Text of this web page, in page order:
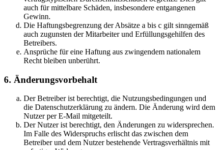
auch für mittelbare Schäden, insbesondere entgangenen
Gewinn.
Die Haftungsbegrenzung der Absätze a bis c gilt sinngemäß
auch zugunsten der Mitarbeiter und Erfüllungsgehilfen des
Betreibers.
Ansprüche für eine Haftung aus zwingendem nationalem
Recht bleiben unberührt.
6. Änderungsvorbehalt
Der Betreiber ist berechtigt, die Nutzungsbedingungen und
die Datenschutzerklärung zu ändern. Die Änderung wird dem
Nutzer per E-Mail mitgeteilt.
Der Nutzer ist berechtigt, den Änderungen zu widersprechen.
Im Falle des Widerspruchs erlischt das zwischen dem
Betreiber und dem Nutzer bestehende Vertragsverhältnis mit